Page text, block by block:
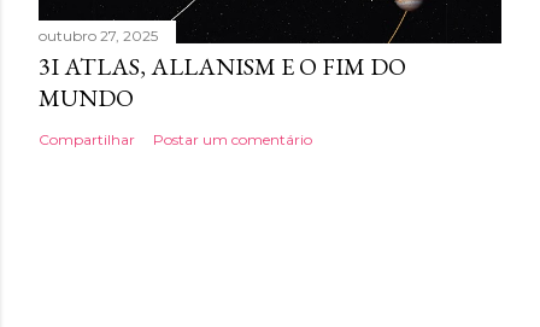
outubro 27, 2025
3I ATLAS, ALLANISM E O FIM DO
MUNDO
Compartilhar Postar um comentário